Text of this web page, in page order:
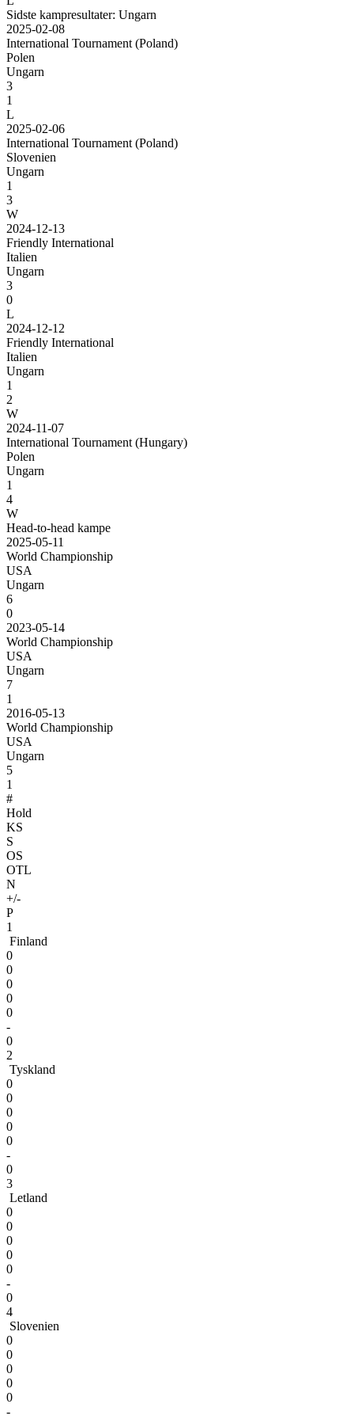
Sidste kampresultater: Ungarn
2025-02-08
International Tournament (Poland)
Polen
Ungarn
3
1
L
2025-02-06
International Tournament (Poland)
Slovenien
Ungarn
1
3
W
2024-12-13
Friendly International
Italien
Ungarn
3
0
L
2024-12-12
Friendly International
Italien
Ungarn
1
2
W
2024-11-07
International Tournament (Hungary)
Polen
Ungarn
1
4
W
Head-to-head kampe
2025-05-11
World Championship
USA
Ungarn
6
0
2023-05-14
World Championship
USA
Ungarn
7
1
2016-05-13
World Championship
USA
Ungarn
5
1
#
Hold
KS
S
OS
OTL
N
+/-
P
1
Finland
0
0
0
0
0
-
0
2
Tyskland
0
0
0
0
0
-
0
3
Letland
0
0
0
0
0
-
0
4
Slovenien
0
0
0
0
0
-